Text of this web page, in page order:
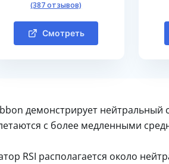
(387 отзывов)
Смотреть
демонстрирует нейтральный
с более медленными
RSI располагается около